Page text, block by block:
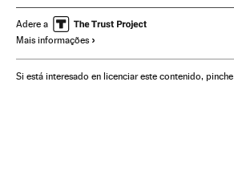
Enfermedades respiratorias
Adere a
Mais informações
Si está interesado en licenciar este contenido, pinche